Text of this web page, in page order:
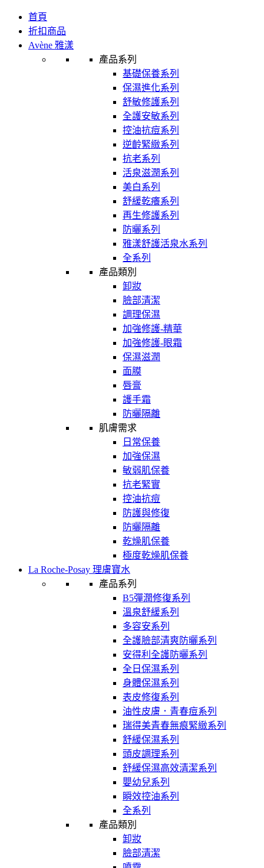
首頁
折扣商品
Avène 雅漾
產品系列
基礎保養系列
保濕進化系列
舒敏修護系列
全護安敏系列
控油抗痘系列
逆齡緊緻系列
抗老系列
活泉滋潤系列
美白系列
舒緩乾癢系列
再生修護系列
防曬系列
雅漾舒護活泉水系列
全系列
產品類別
卸妝
臉部清潔
調理保濕
加強修護-精華
加強修護-眼霜
保濕滋潤
面膜
唇膏
護手霜
防曬隔離
肌膚需求
日常保養
加強保濕
敏弱肌保養
抗老緊實
控油抗痘
防護與修復
防曬隔離
乾燥肌保養
極度乾燥肌保養
La Roche-Posay 理膚寶水
產品系列
B5彈潤修復系列
溫泉舒緩系列
多容安系列
全護臉部清爽防曬系列
安得利全護防曬系列
全日保濕系列
身體保濕系列
表皮修復系列
油性皮膚．青春痘系列
瑞得美青春無痕緊緻系列
舒緩保濕系列
頭皮調理系列
舒緩保濕高效清潔系列
嬰幼兒系列
瞬效控油系列
全系列
產品類別
卸妝
臉部清潔